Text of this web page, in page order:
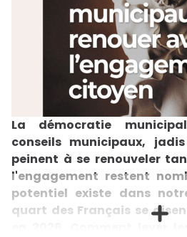
La démocratie
conseils municipaux,
peinent à se renouveler
l'engagement restent
potentiel existe dans
quart des Français se
en 2026. Comment lever